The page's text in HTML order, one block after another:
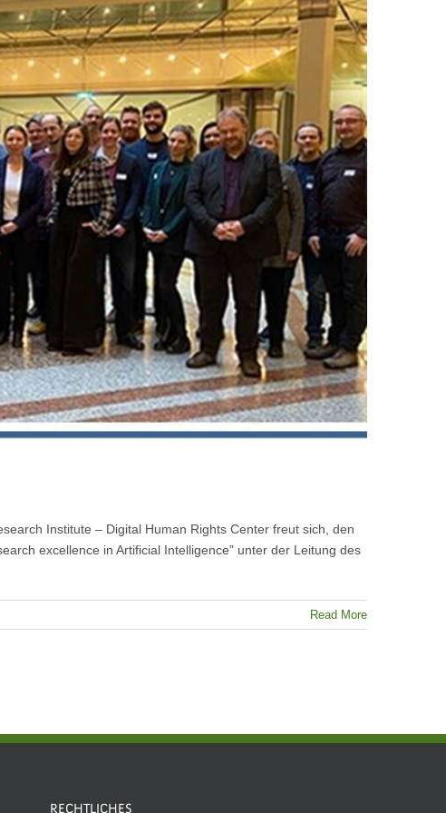
Institute – Digital Human Rights Center freut sich, den
excellence in Artificial Intelligence” unter der Leitung des
Read More
RECHTLICHES